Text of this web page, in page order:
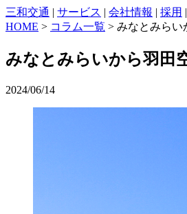
三和交通 | サービス | 会社情報 | 採用 |
HOME > コラム一覧 > みなとみらい
みなとみらいから羽田
2024/06/14